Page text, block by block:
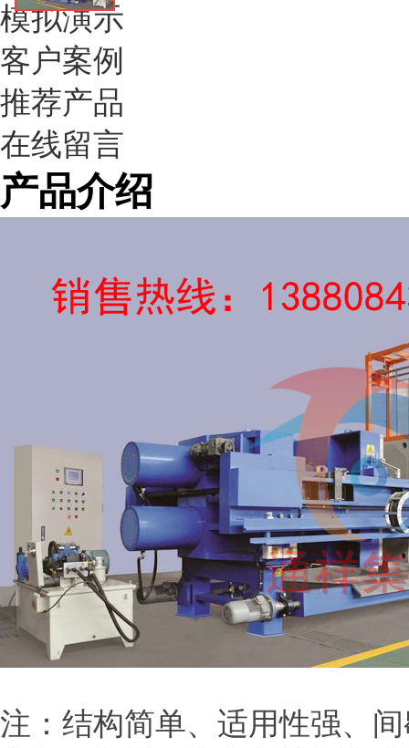
模拟演示
客户案例
推荐产品
在线留言
产品介绍
注：结构简单、适用性强、